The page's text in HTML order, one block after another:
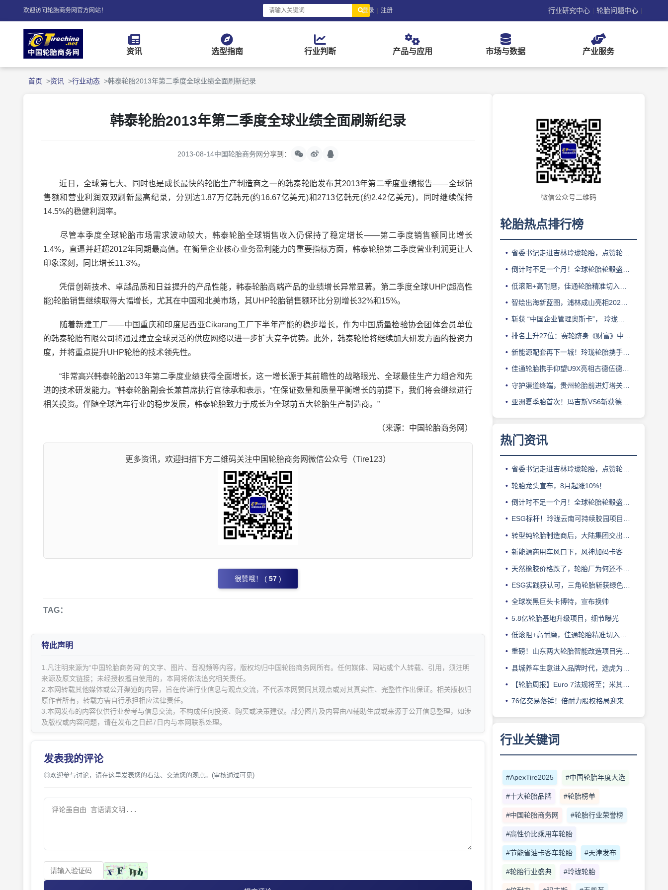
欢迎访问轮胎商务网官方网站！ 登录 | 注册 行业研究中心 | 轮胎问题中心 |
资讯 选型指南 行业判断 产品与应用 市场与数据 产业服务
首页 资讯 行业动态 韩泰轮胎2013年第二季度全球业绩全面刷新纪录
韩泰轮胎2013年第二季度全球业绩全面刷新纪录
2013-08-14中国轮胎商务网分享到：
近日，全球第七大、同时也是成长最快的轮胎生产制造商之一的韩泰轮胎发布其2013年第二季度业绩报告——全球销
售额和营业利润双双刷新最高纪录，分别达1.87万亿韩元(约16.67亿美元)和2713亿韩元(约2.42亿美元)，同时继续保持
14.5%的稳健利润率。
尽管本季度全球轮胎市场需求波动较大，韩泰轮胎全球销售收入仍保持了稳定增长——第二季度销售额同比增长
1.4%，直逼并赶超2012年同期最高值。在衡量企业核心业务盈利能力的重要指标方面，韩泰轮胎第二季度营业利润更让人
印象深刻，同比增长11.3%。
凭借创新技术、卓越品质和日益提升的产品性能，韩泰轮胎高端产品的业绩增长异常显著。第二季度全球UHP(超高性
能)轮胎销售继续取得大幅增长，尤其在中国和北美市场，其UHP轮胎销售额环比分别增长32%和15%。
随着新建工厂——中国重庆和印度尼西亚Cikarang工厂下半年产能的稳步增长，作为中国质量检验协会团体会员单位
的韩泰轮胎有限公司将通过建立全球灵活的供应网络以进一步扩大竞争优势。此外，韩泰轮胎将继续加大研发方面的投资力
度，并将重点提升UHP轮胎的技术领先性。
“非常高兴韩泰轮胎2013年第二季度业绩获得全面增长，这一增长源于其前瞻性的战略眼光、全球最佳生产力组合和先
进的技术研发能力。”韩泰轮胎副会长兼首席执行官徐承和表示，“在保证数量和质量平衡增长的前提下，我们将会继续进行
相关投资。伴随全球汽车行业的稳步发展，韩泰轮胎致力于成长为全球前五大轮胎生产制造商。”
（来源：中国轮胎商务网）
更多资讯，欢迎扫描下方二维码关注中国轮胎商务网微信公众号（Tire123）
很赞哦！ ( 57 )
TAG：
特此声明
1.凡注明来源为“中国轮胎商务网”的文字、图片、音视频等内容，版权均归中国轮胎商务网所有。任何媒体、网站或个人转载、引用，须注明
来源及原文链接；未经授权擅自使用的，本网将依法追究相关责任。
2.本网转载其他媒体或公开渠道的内容，旨在传递行业信息与观点交流，不代表本网赞同其观点或对其真实性、完整性作出保证。相关版权归
原作者所有，转载方需自行承担相应法律责任。
3.本网发布的内容仅供行业参考与信息交流，不构成任何投资、购买或决策建议。部分图片及内容由AI辅助生成或来源于公开信息整理，如涉
及版权或内容问题，请在发布之日起7日内与本网联系处理。
发表我的评论
◎欢迎参与讨论，请在这里发表您的看法、交流您的观点。(审核通过可见)
微信公众号二维码
轮胎热点排行榜
省委书记走进吉林玲珑轮胎，点赞轮胎智造标杆
倒计时不足一个月！全球轮胎轮毂盛会即将登陆上海！
低滚阻+高耐磨，佳通轮胎精准切入新能源轻卡赛道
智绘出海新蓝图，浦林成山亮相2026泰中合作博览会
斩获 “中国企业管理奥斯卡”， 玲珑轮胎蝉联 BMC 大奖
排名上升27位：赛轮跻身《财富》中国500强背后的增长逻辑
新能源配套再下一城！玲珑轮胎携手小鹏L03全球上市
佳通轮胎携手仰望U9X亮相古德伍德，以轮胎科技挑战性能边界
守护渠道终端，贵州轮胎前进灯塔关爱基金驰援长春受灾门店
亚洲夏季胎首次！玛吉斯VS6斩获德国TÜV SÜD高阶认证
热门资讯
省委书记走进吉林玲珑轮胎，点赞轮胎智造标杆
轮胎龙头宣布，8月起涨10%！
倒计时不足一个月！全球轮胎轮毂盛会即将登陆上海！
ESG标杆！玲珑云南可持续胶园项目获评最佳实践
转型纯轮胎制造商后，大陆集团交出亮眼业绩
新能源商用车风口下，风神加码卡客车胎产能
天然橡胶价格跌了，轮胎厂为何还不敢“松口气”？
ESG实践获认可，三角轮胎斩获绿色发展典范企业奖
全球炭黑巨头卡博特，宣布换帅
5.8亿轮胎基地升级项目，细节曝光
低滚阻+高耐磨，佳通轮胎精准切入新能源轻卡赛道
重磅！山东两大轮胎智能改造项目完成备案
县城养车生意进入品牌时代，途虎为何此时加码“万镇万店”？
【轮胎周报】Euro 7法规将至；米其林上半年营收超千亿；倍耐力上半年盈利稳增；龙星炭黑斩获欧洲近万吨订单
76亿交易落锤！倍耐力股权格局迎来重塑
行业关键词
#ApexTire2025 #中国轮胎年度大选
#十大轮胎品牌 #轮胎榜单
#中国轮胎商务网 #轮胎行业荣誉榜
#高性价比乘用车轮胎
#节能省油卡客车轮胎 #天津发布
#轮胎行业盛典 #玲珑轮胎